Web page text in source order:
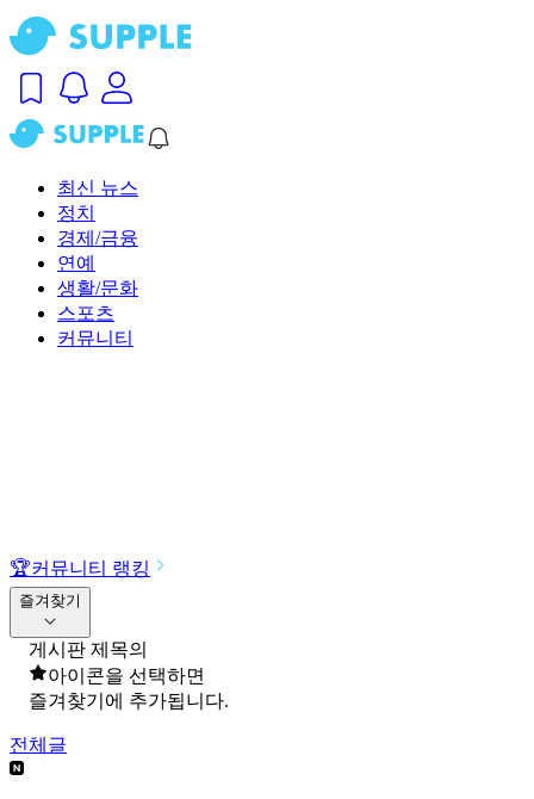
최신 뉴스
정치
경제/금융
연예
생활/문화
스포츠
커뮤니티
🏆커뮤니티 랭킹
즐겨찾기
게시판 제목의
아이콘을 선택하면
즐겨찾기에 추가됩니다.
전체글